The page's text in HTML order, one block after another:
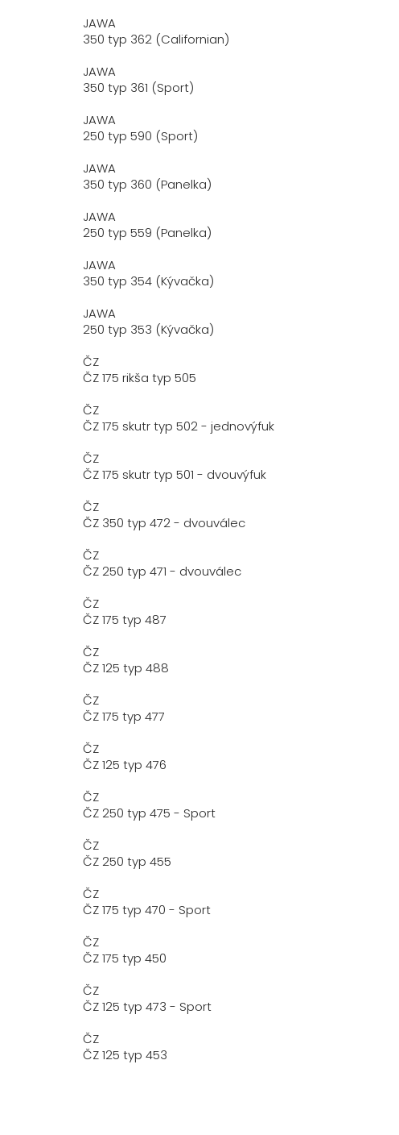
JAWA
350 typ 362 (Californian)
JAWA
350 typ 361 (Sport)
JAWA
250 typ 590 (Sport)
JAWA
350 typ 360 (Panelka)
JAWA
250 typ 559 (Panelka)
JAWA
350 typ 354 (Kývačka)
JAWA
250 typ 353 (Kývačka)
ČZ
ČZ 175 rikša typ 505
ČZ
ČZ 175 skutr typ 502 - jednovýfuk
ČZ
ČZ 175 skutr typ 501 - dvouvýfuk
ČZ
ČZ 350 typ 472 - dvouválec
ČZ
ČZ 250 typ 471 - dvouválec
ČZ
ČZ 175 typ 487
ČZ
ČZ 125 typ 488
ČZ
ČZ 175 typ 477
ČZ
ČZ 125 typ 476
ČZ
ČZ 250 typ 475 - Sport
ČZ
ČZ 250 typ 455
ČZ
ČZ 175 typ 470 - Sport
ČZ
ČZ 175 typ 450
ČZ
ČZ 125 typ 473 - Sport
ČZ
ČZ 125 typ 453